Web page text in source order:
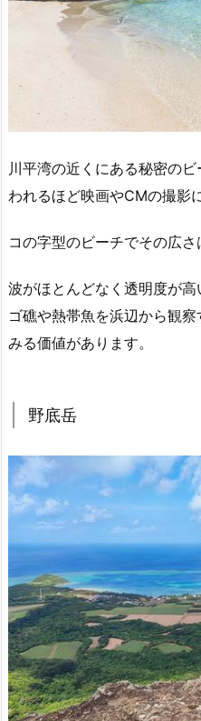
川平湾の近くにある秘密の
われるほど映画やCMの撮影
コの字型のビーチでその広さ
波がほとんどなく透明度が
ゴ礁や熱帯魚を浜辺から観
みる価値があります。
野底岳